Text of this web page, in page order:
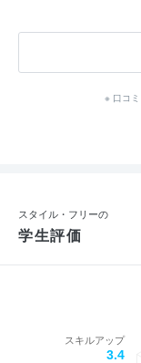
※ 口コミ
スタイル・フリーの
学生評価
スキルアップ
3.4